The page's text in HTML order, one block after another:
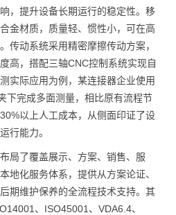
，提升设备长期运行的稳定性。移
金材质，质量轻、惯性小，可在高
传动系统采用精密摩擦传动方案，
高，搭配三轴CNC控制系统实现自
实际应用为例，某连接器企业使用
下完成多面测量，相比原有流程节
以上人工成本，从侧面印证了设
行能力。
局了覆盖展示、方案、销售、服
地化服务体系，提供从方案论证、
期维护保养的全流程技术支持。其
、ISO45001、VDA6.4、